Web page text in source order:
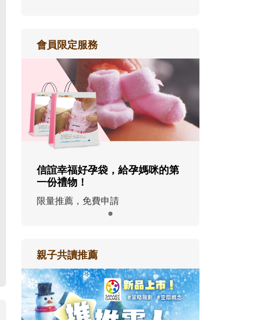
會員限定服務
信誼幸福好孕袋，給孕媽咪的第
一份禮物！
限量推薦，免費申請
親子共讀推薦